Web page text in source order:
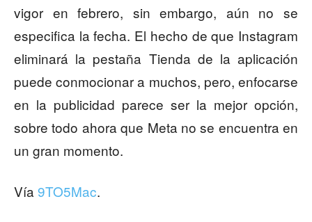
vigor en febrero, sin embargo, aún no se
especifica la fecha. El hecho de que Instagram
eliminará la pestaña Tienda de la aplicación
puede conmocionar a muchos, pero, enfocarse
en la publicidad parece ser la mejor opción,
sobre todo ahora que Meta no se encuentra en
un gran momento.
Vía 9TO5Mac.